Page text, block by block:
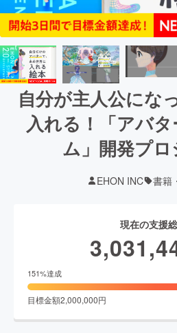
自分が主人公にな
入れる！「アバ
ム」開発プロ
EHON INC 書籍
現在の支援
151%達成
目標金額2,000,000円